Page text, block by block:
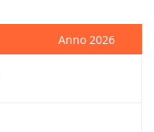
Anno 2026